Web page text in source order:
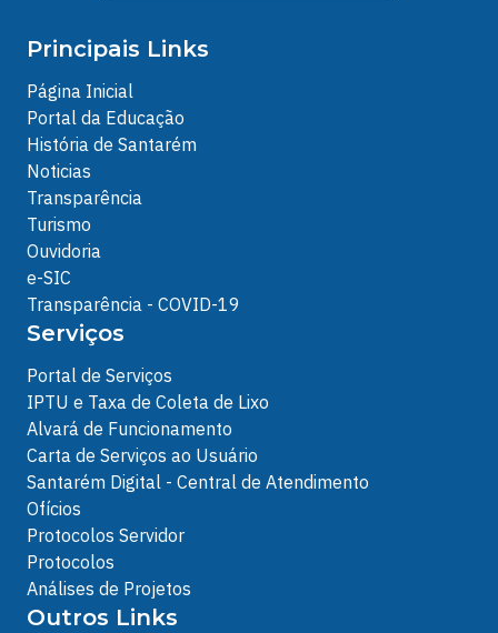
Principais Links
Página Inicial
Portal da Educação
História de Santarém
Noticias
Transparência
Turismo
Ouvidoria
e-SIC
Transparência - COVID-19
Serviços
Portal de Serviços
IPTU e Taxa de Coleta de Lixo
Alvará de Funcionamento
Carta de Serviços ao Usuário
Santarém Digital - Central de Atendimento
Ofícios
Protocolos Servidor
Protocolos
Análises de Projetos
Outros Links